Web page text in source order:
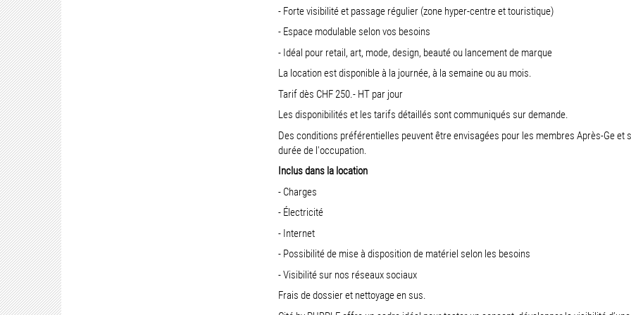
- Forte visibilité et passage régulier (zone hyper-centre et touristique)
- Espace modulable selon vos besoins
- Idéal pour retail, art, mode, design, beauté ou lancement de marque
La location est disponible à la journée, à la semaine ou au mois.
Tarif dès CHF 250.- HT par jour
Les disponibilités et les tarifs détaillés sont communiqués sur demande.
Des conditions préférentielles peuvent être envisagées pour les membres Après-Ge et
durée de l'occupation.
Inclus dans la location
- Charges
- Électricité
- Internet
- Possibilité de mise à disposition de matériel selon les besoins
- Visibilité sur nos réseaux sociaux
Frais de dossier et nettoyage en sus.